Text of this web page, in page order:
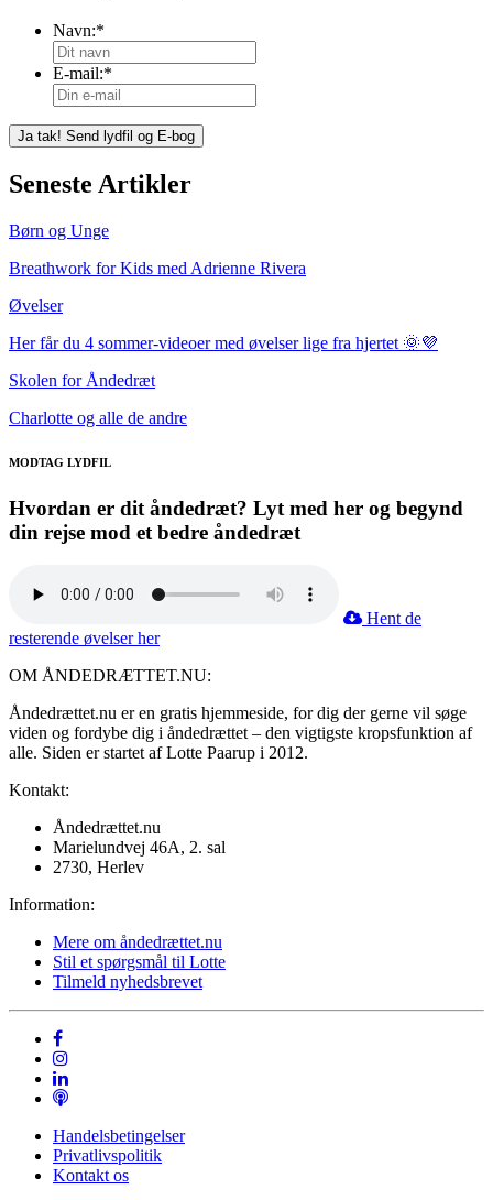
Navn:*
E-mail:*
Seneste Artikler
Børn og Unge
Breathwork for Kids med Adrienne Rivera
Øvelser
Her får du 4 sommer-videoer med øvelser lige fra hjertet 🌞💜
Skolen for Åndedræt
Charlotte og alle de andre
MODTAG LYDFIL
Hvordan er dit åndedræt? Lyt med her og begynd
din rejse mod et bedre åndedræt
Hent de
resterende øvelser her
OM ÅNDEDRÆTTET.NU:
Åndedrættet.nu er en gratis hjemmeside, for dig der gerne vil søge
viden og fordybe dig i åndedrættet – den vigtigste kropsfunktion af
alle. Siden er startet af Lotte Paarup i 2012.
Kontakt:
Åndedrættet.nu
Marielundvej 46A, 2. sal
2730, Herlev
Information:
Mere om åndedrættet.nu
Stil et spørgsmål til Lotte
Tilmeld nyhedsbrevet
Handelsbetingelser
Privatlivspolitik
Kontakt os